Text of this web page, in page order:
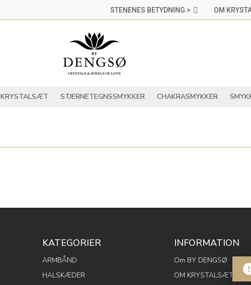
STENENES BETYDNING > OM
KRYSTALSÆT STJERNETEGNSSMYKKER CHAKRASMYKKER
KATEGORIER
ARMBÅND
HALSKÆDER
INFORMATION
Om BY DENGSØ
OM KRYSTALSÆT